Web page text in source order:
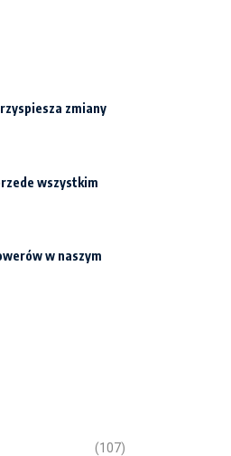
zmiany
wszystkim
w naszym
(107)